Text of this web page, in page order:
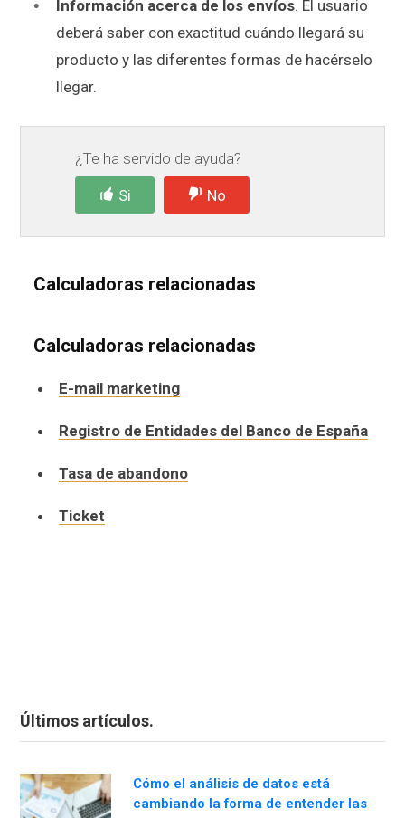
Información acerca de los envíos. El usuario
deberá saber con exactitud cuándo llegará su
producto y las diferentes formas de hacérselo
llegar.
¿Te ha servido de ayuda?
Si No
Calculadoras relacionadas
Calculadoras relacionadas
E-mail marketing
Registro de Entidades del Banco de España
Tasa de abandono
Ticket
Últimos artículos.
Cómo el análisis de datos está
cambiando la forma de entender las